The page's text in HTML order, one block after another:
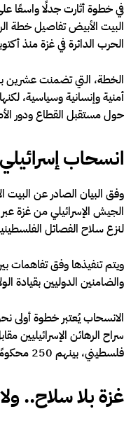
في خطوة أثارت جدلًا واسعًا
البيت الأبيض تفاصيل خطة
الحرب الدائرة في غزة منذ أكتوبر
الخطة، التي تضمنت عشرين
أمنية وإنسانية وسياسية،
حول مستقبل القطاع ودور
انسحاب
وفق البيان الصادر عن
الجيش الإسرائيلي من غزة
لنزع سلاح الفصائل
ويتم تنفيذها وفق تفاهمات
والضامنين الدوليين بقيادة
الانسحاب يُعتبر خطوة أولى
سراح الرهائن الإسرائيليين
فلسطيني، بينهم 250 محكومًا بالمؤبد.
غزة بلا سلاح..